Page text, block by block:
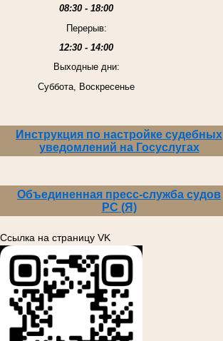
08:30 - 18:00
Перерыв:
12:30 - 14:00
Выходные дни:
Суббота, Воскресенье
Инструкция по настройке судебных
уведомлений на Госуслугах
Объединенная пресс-служба судов
РС (Я)
Ссылка на страницу VK